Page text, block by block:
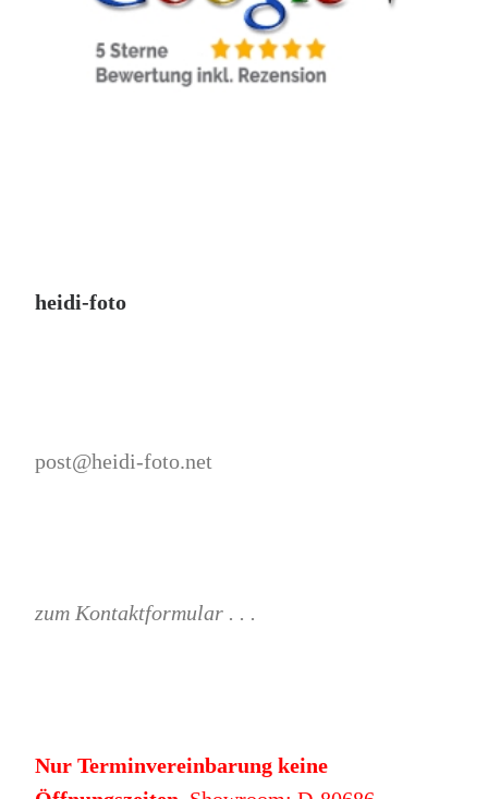
heidi-foto
post@heidi-foto.net
zum Kontaktformular . . .
Nur Terminvereinbarung keine